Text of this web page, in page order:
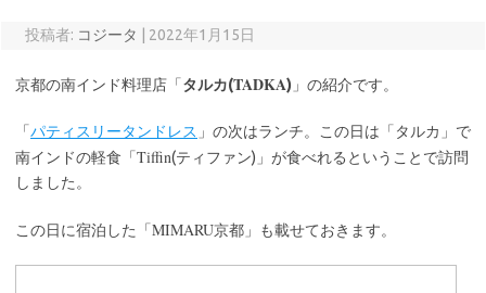
投稿者: コジータ 2022年1月15日
京都の南インド料理店「タルカ(TADKA) 」の紹介です。
「パティスリータンドレス 」の次はランチ。この日は「タルカ」で
南インドの軽食「Tiffin(ティファン)」が食べれるということで訪問
しました。
この日に宿泊した「MIMARU京都」も載せておきます。